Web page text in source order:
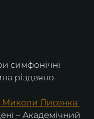
симфонічні
різдвяно-
Миколи Лисенка
– Академічний